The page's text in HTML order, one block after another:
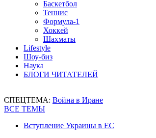
Баскетбол
Теннис
Формула-1
Хоккей
Шахматы
Lifestyle
Шоу-биз
Наука
БЛОГИ ЧИТАТЕЛЕЙ
СПЕЦТЕМА: Война в Иране
ВСЕ ТЕМЫ
Вступление Украины в ЕС